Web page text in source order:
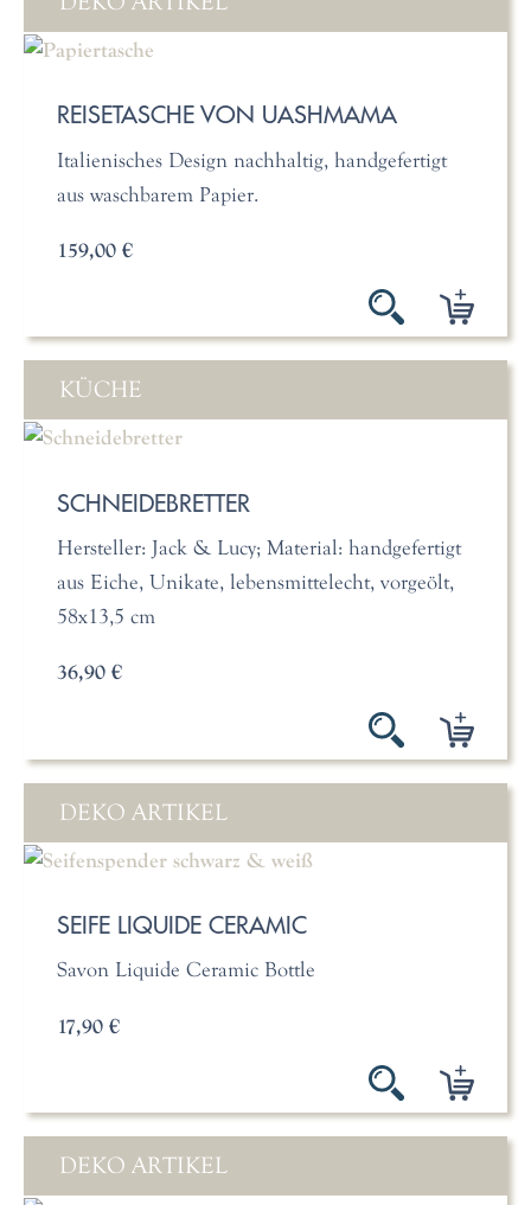
REISETASCHE VON UASHMAMA
Italienisches Design nachhaltig, handgefertigt
aus waschbarem Papier.
159,00 €
KÜCHE
SCHNEIDEBRETTER
Hersteller: Jack & Lucy; Material: handgefertigt
aus Eiche, Unikate, lebensmittelecht, vorgeölt,
58x13,5 cm
36,90 €
DEKO ARTIKEL
SEIFE LIQUIDE CERAMIC
Savon Liquide Ceramic Bottle
17,90 €
DEKO ARTIKEL